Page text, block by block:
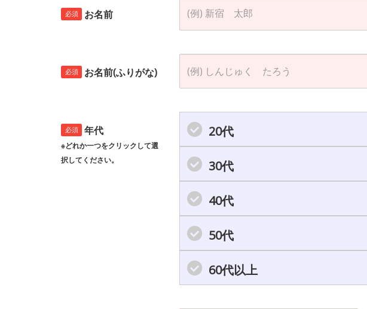
必須 お名前
必須 お名前(ふりがな)
必須 年代
※どれか一つをクリックして選
択してください。
20代
30代
40代
50代
60代以上